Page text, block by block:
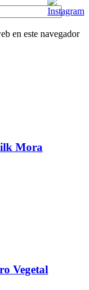
en este navegador
Mora
Vegetal